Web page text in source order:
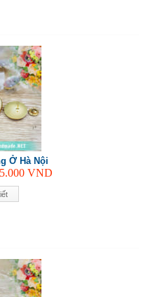
Ở Hà Nội
VND